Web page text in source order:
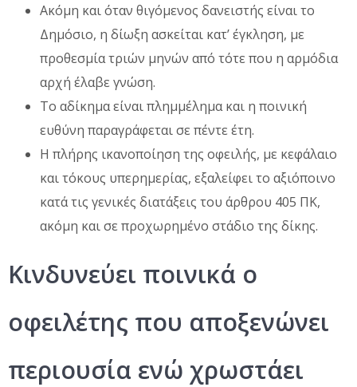
Ακόμη και όταν θιγόμενος δανειστής είναι το
Δημόσιο, η δίωξη ασκείται κατ’ έγκληση, με
προθεσμία τριών μηνών από τότε που η αρμόδια
αρχή έλαβε γνώση.
Το αδίκημα είναι πλημμέλημα και η ποινική
ευθύνη παραγράφεται σε πέντε έτη.
Η πλήρης ικανοποίηση της οφειλής, με κεφάλαιο
και τόκους υπερημερίας, εξαλείφει το αξιόποινο
κατά τις γενικές διατάξεις του άρθρου 405 ΠΚ,
ακόμη και σε προχωρημένο στάδιο της δίκης.
Κινδυνεύει ποινικά ο
οφειλέτης που αποξενώνει
περιουσία ενώ χρωστάει